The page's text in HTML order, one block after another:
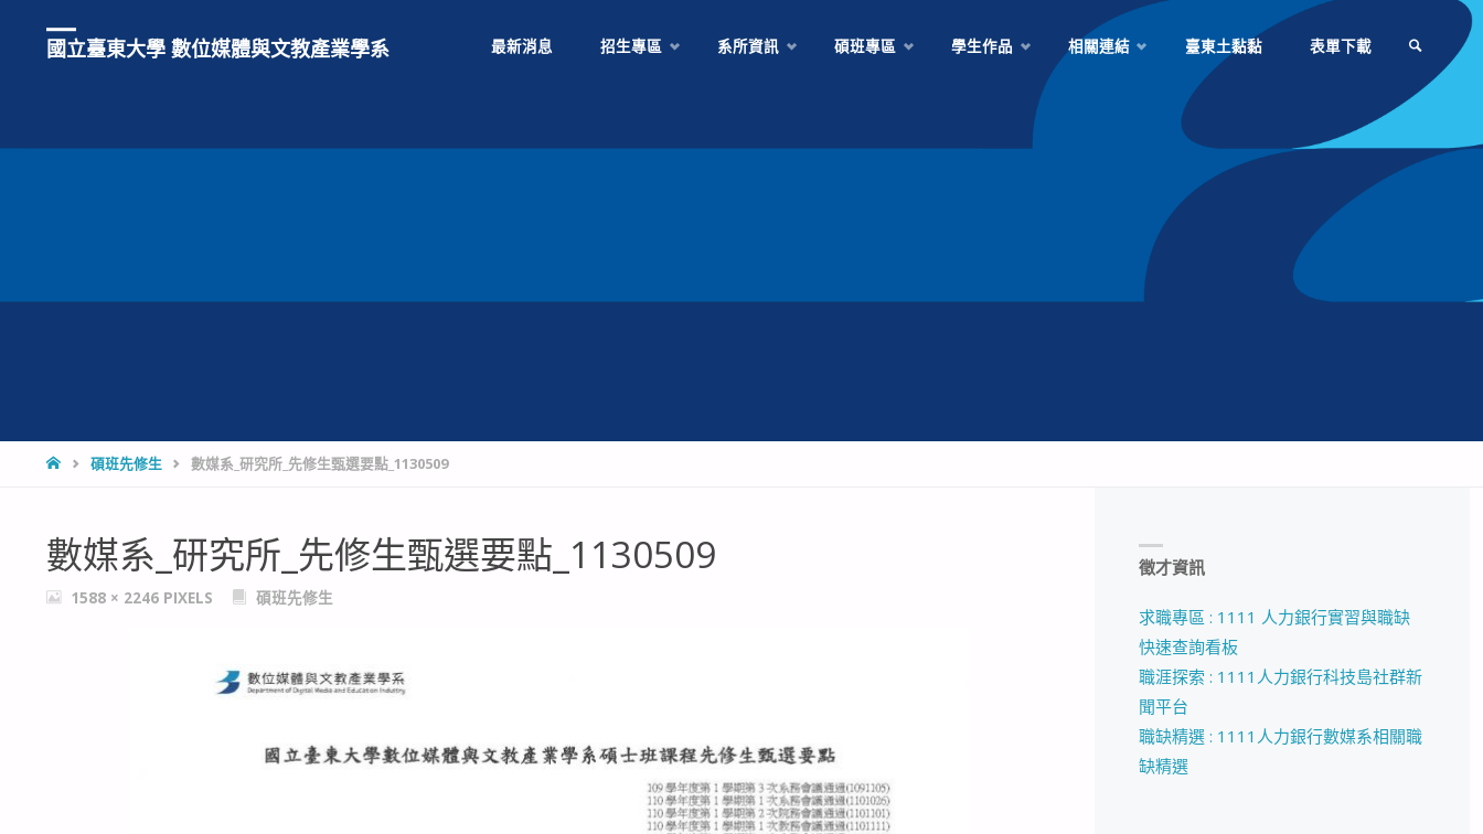
國立臺東大學 數位媒體與文教產業學系 最新消息 招生專區 系所資訊 碩班專區 學生作品 相關連結 臺東土黏黏 表單下載
HOME碩班先修生 數媒系_研究所_先修生甄選要點_1130509
數媒系_研究所_先修生甄選要點_1130509
FULL1588 × 2246 PIXELS 碩班先修生
徵才資訊
求職專區 : 1111 人力銀行實習與職缺
快速查詢看板
職涯探索 : 1111人力銀行科技島社群新
聞平台
職缺精選 : 1111人力銀行數媒系相關職
缺精選